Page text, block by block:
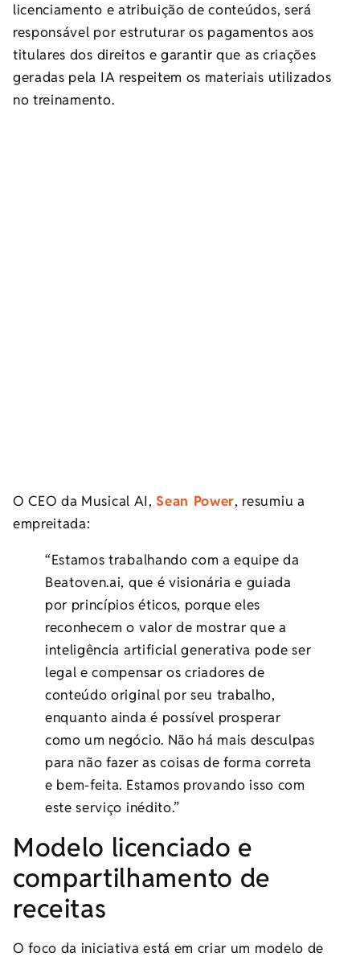
licenciamento e atribuição de conteúdos, será
responsável por estruturar os pagamentos aos
titulares dos direitos e garantir que as criações
geradas pela IA respeitem os materiais utilizados
no treinamento.
O CEO da Musical AI,Sean Power, resumiu a
empreitada:
“Estamos trabalhando com a equipe da
Beatoven.ai, que é visionária e guiada
por princípios éticos, porque eles
reconhecem o valor de mostrar que a
inteligência artificial generativa pode ser
legal e compensar os criadores de
conteúdo original por seu trabalho,
enquanto ainda é possível prosperar
como um negócio. Não há mais desculpas
para não fazer as coisas de forma correta
e bem-feita. Estamos provando isso com
este serviço inédito.”
Modelo licenciado e
compartilhamento de
receitas
O foco da iniciativa está em criar um modelo de